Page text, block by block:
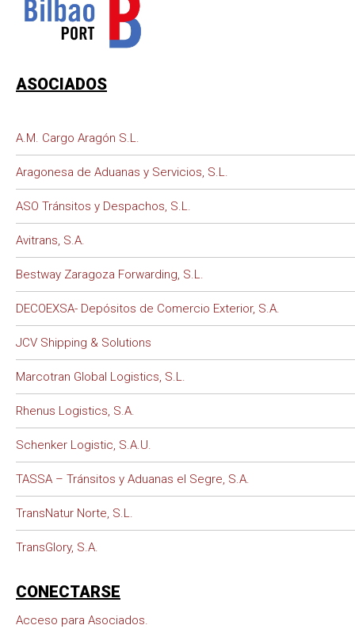
ASOCIADOS
A.M. Cargo Aragón S.L.
Aragonesa de Aduanas y Servicios, S.L.
ASO Tránsitos y Despachos, S.L.
Avitrans, S.A.
Bestway Zaragoza Forwarding, S.L.
DECOEXSA- Depósitos de Comercio Exterior, S.A.
JCV Shipping & Solutions
Marcotran Global Logistics, S.L.
Rhenus Logistics, S.A.
Schenker Logistic, S.A.U.
TASSA – Tránsitos y Aduanas el Segre, S.A.
TransNatur Norte, S.L.
TransGlory, S.A.
CONECTARSE
Acceso para Asociados.